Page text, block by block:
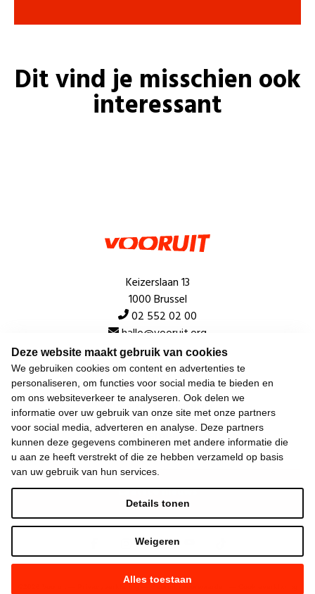
Deze website maakt gebruik van cookies
We gebruiken cookies om content en advertenties te
personaliseren, om functies voor social media te bieden en
om ons websiteverkeer te analyseren. Ook delen we
informatie over uw gebruik van onze site met onze partners
voor social media, adverteren en analyse. Deze partners
kunnen deze gegevens combineren met andere informatie die
u aan ze heeft verstrekt of die ze hebben verzameld op basis
van uw gebruik van hun services.
Alles toestaan
Weigeren
Details tonen
Dit vind je misschien ook
interessant
Keizerslaan 13
1000 Brussel
02 552 02 00
hallo@vooruit.org
Snel
Over de beweging
Algemeen
Laatste nieuws